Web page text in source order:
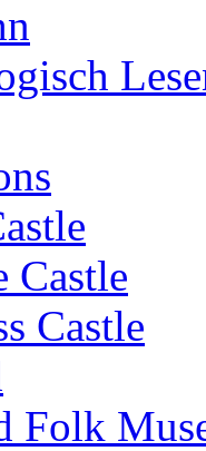
Castle
Castle
Folk